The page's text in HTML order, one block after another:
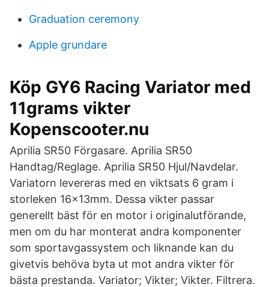
Graduation ceremony
Apple grundare
Köp GY6 Racing Variator med
11grams vikter
Kopenscooter.nu
Aprilia SR50 Förgasare. Aprilia SR50
Handtag/Reglage. Aprilia SR50 Hjul/Navdelar.
Variatorn levereras med en viktsats 6 gram i
storleken 16x13mm. Dessa vikter passar
generellt bäst för en motor i originalutförande,
men om du har monterat andra komponenter
som sportavgassystem och liknande kan du
givetvis behöva byta ut mot andra vikter för
bästa prestanda. Variator; Vikter; Vikter. Filtrera.